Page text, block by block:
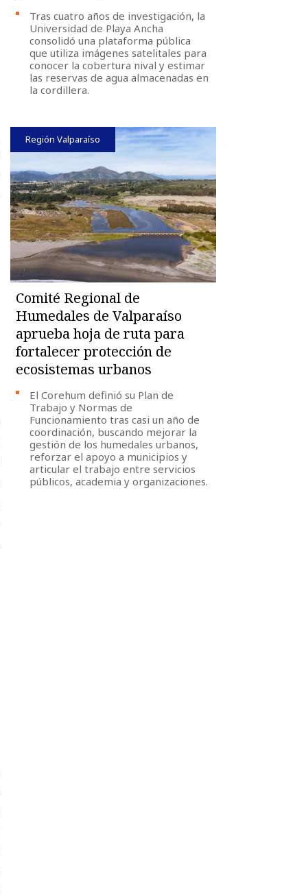
Tras cuatro años de investigación, la
Universidad de Playa Ancha
consolidó una plataforma pública
que utiliza imágenes satelitales para
conocer la cobertura nival y estimar
las reservas de agua almacenadas en
la cordillera.
Región Valparaíso
Comité Regional de
Humedales de Valparaíso
aprueba hoja de ruta para
fortalecer protección de
ecosistemas urbanos
El Corehum definió su Plan de
Trabajo y Normas de
Funcionamiento tras casi un año de
coordinación, buscando mejorar la
gestión de los humedales urbanos,
reforzar el apoyo a municipios y
articular el trabajo entre servicios
públicos, academia y organizaciones.